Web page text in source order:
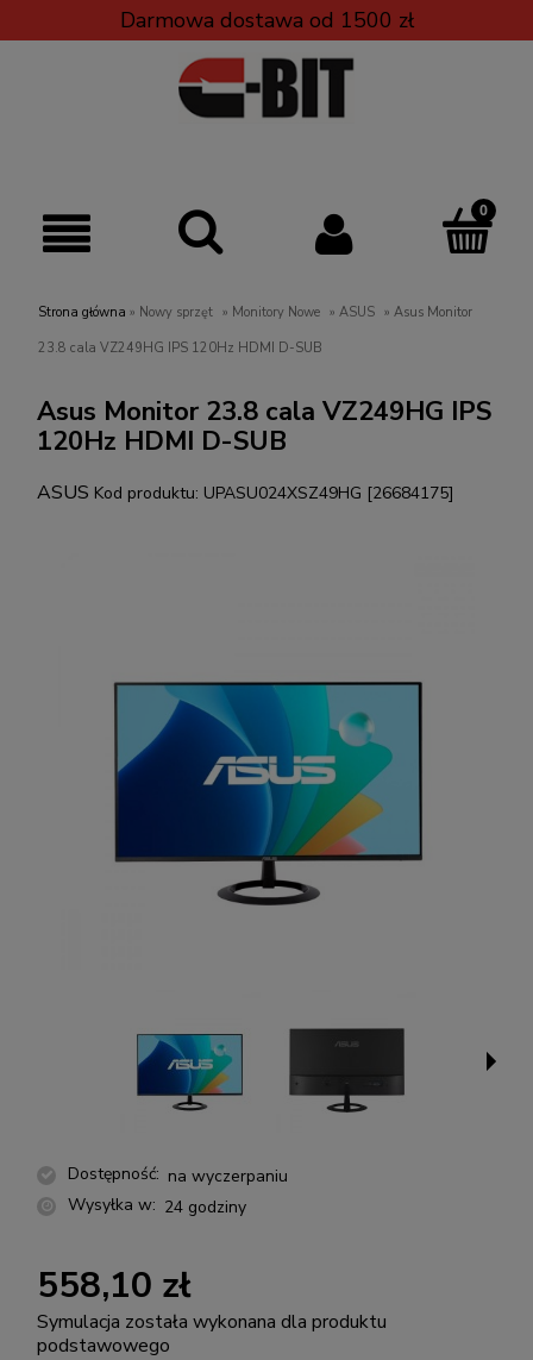
Darmowa dostawa od 1500 zł
Strona główna » Nowy sprzęt » Monitory Nowe » ASUS » Asus Monitor
23.8 cala VZ249HG IPS 120Hz HDMI D-SUB
Asus Monitor 23.8 cala VZ249HG IPS
120Hz HDMI D-SUB
ASUS Kod produktu: UPASU024XSZ49HG [26684175]
Dostępność: na wyczerpaniu
Wysyłka w: 24 godziny
558,10 zł
Symulacja została wykonana dla produktu
podstawowego